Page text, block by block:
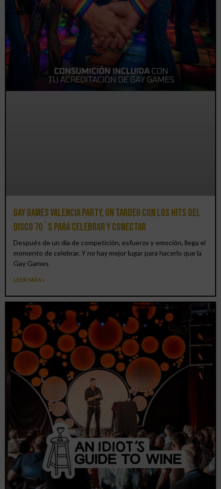
Gay Games Valencia Party, un tardeo con los hits del
DISCO 70´S para celebrar y conectar
Después de un día de competición, esfuerzo y emoción, llega el
momento de celebrar. Y no hay mejor lugar para hacerlo que la
Gay Games
LEER MÁS »